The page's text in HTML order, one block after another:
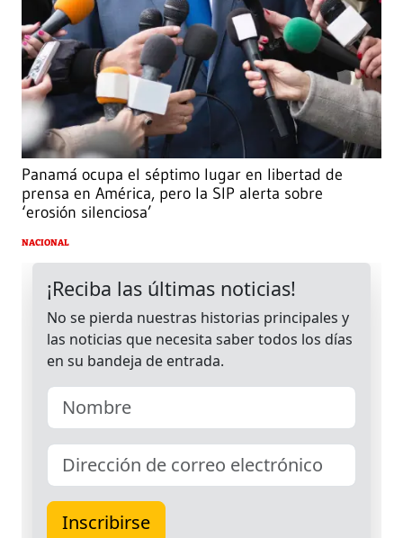
Panamá ocupa el séptimo lugar en libertad de
prensa en América, pero la SIP alerta sobre
‘erosión silenciosa’
NACIONAL